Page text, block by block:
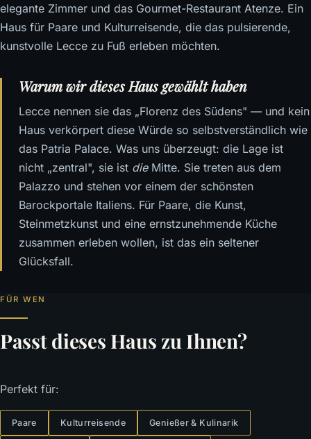
elegante Zimmer und das Gourmet-Restaurant Atenze. Ein
Haus für Paare und Kulturreisende, die das pulsierende,
kunstvolle Lecce zu Fuß erleben möchten.
Warum wir dieses Haus gewählt haben
Lecce nennen sie das „Florenz des Südens" — und kein
Haus verkörpert diese Würde so selbstverständlich wie
das Patria Palace. Was uns überzeugt: die Lage ist
nicht „zentral", sie ist dieMitte. Sie treten aus dem
Palazzo und stehen vor einem der schönsten
Barockportale Italiens. Für Paare, die Kunst,
Steinmetzkunst und eine ernstzunehmende Küche
zusammen erleben wollen, ist das ein seltener
Glücksfall.
FÜR WEN
Passt dieses Haus zu Ihnen?
Perfekt für:
Paare Kulturreisende Genießer & Kulinarik